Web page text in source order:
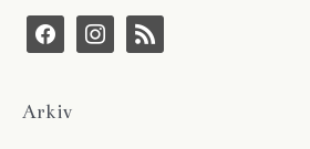
f
c
o
i
s
r
s
Arkiv